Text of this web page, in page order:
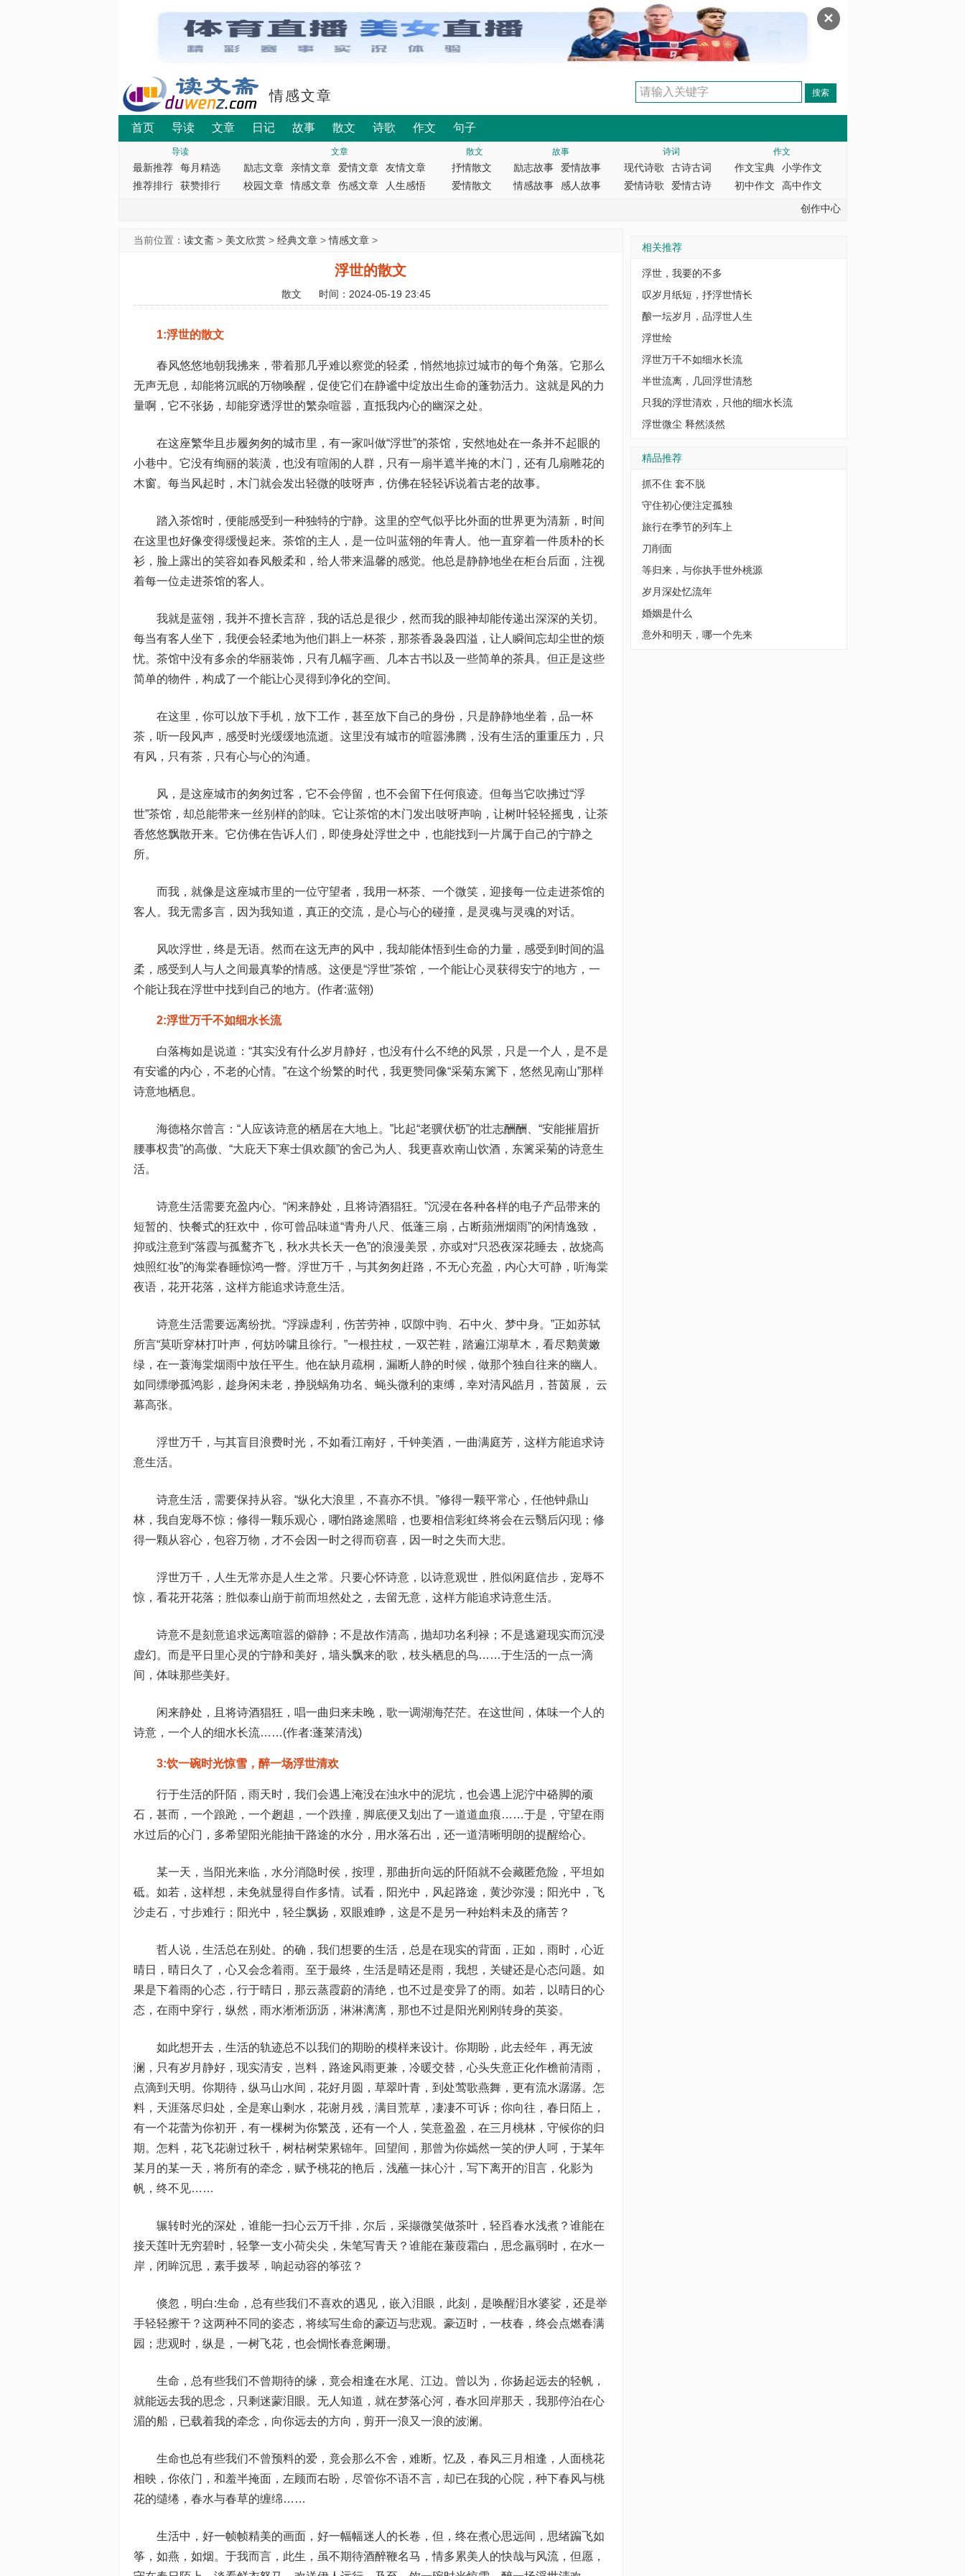
✕
情感文章
首页 导读 文章 日记 故事 散文 诗歌 作文 句子
导读
最新推荐
每月精选
推荐排行
获赞排行
文章
励志文章 亲情文章 爱情文章
友情文章
校园文章
情感文章 伤感文章 人生感悟
散文
抒情散文
爱情散文
故事
励志故事
爱情故事
情感故事
感人故事
诗词
现代诗歌
古诗古词
爱情诗歌
爱情古诗
作文
作文宝典
小学作文
初中作文
高中作文
创作中心
当前位置： 读文斋> 美文欣赏> 经典文章>情感文章>
浮世的散文
散文 时间：2024-05-19 23:45
1:浮世的散文
春风悠悠地朝我拂来，带着那几乎难以察觉的轻柔，悄然地掠过城市的每个角落。它那么
无声无息，却能将沉眠的万物唤醒，促使它们在静谧中绽放出生命的蓬勃活力。这就是风的力
量啊，它不张扬，却能穿透浮世的繁杂喧嚣，直抵我内心的幽深之处。
在这座繁华且步履匆匆的城市里，有一家叫做“浮世”的茶馆，安然地处在一条并不起眼的
小巷中。它没有绚丽的装潢，也没有喧闹的人群，只有一扇半遮半掩的木门，还有几扇雕花的
木窗。每当风起时，木门就会发出轻微的吱呀声，仿佛在轻轻诉说着古老的故事。
踏入茶馆时，便能感受到一种独特的宁静。这里的空气似乎比外面的世界更为清新，时间
在这里也好像变得缓慢起来。茶馆的主人，是一位叫蓝翎的年青人。他一直穿着一件质朴的长
衫，脸上露出的笑容如春风般柔和，给人带来温馨的感觉。他总是静静地坐在柜台后面，注视
着每一位走进茶馆的客人。
我就是蓝翎，我并不擅长言辞，我的话总是很少，然而我的眼神却能传递出深深的关切。
每当有客人坐下，我便会轻柔地为他们斟上一杯茶，那茶香袅袅四溢，让人瞬间忘却尘世的烦
忧。茶馆中没有多余的华丽装饰，只有几幅字画、几本古书以及一些简单的茶具。但正是这些
简单的物件，构成了一个能让心灵得到净化的空间。
在这里，你可以放下手机，放下工作，甚至放下自己的身份，只是静静地坐着，品一杯
茶，听一段风声，感受时光缓缓地流逝。这里没有城市的喧嚣沸腾，没有生活的重重压力，只
有风，只有茶，只有心与心的沟通。
风，是这座城市的匆匆过客，它不会停留，也不会留下任何痕迹。但每当它吹拂过“浮
世”茶馆，却总能带来一丝别样的韵味。它让茶馆的木门发出吱呀声响，让树叶轻轻摇曳，让茶
香悠悠飘散开来。它仿佛在告诉人们，即使身处浮世之中，也能找到一片属于自己的宁静之
所。
而我，就像是这座城市里的一位守望者，我用一杯茶、一个微笑，迎接每一位走进茶馆的
客人。我无需多言，因为我知道，真正的交流，是心与心的碰撞，是灵魂与灵魂的对话。
风吹浮世，终是无语。然而在这无声的风中，我却能体悟到生命的力量，感受到时间的温
柔，感受到人与人之间最真挚的情感。这便是“浮世”茶馆，一个能让心灵获得安宁的地方，一
个能让我在浮世中找到自己的地方。(作者:蓝翎)
2:浮世万千不如细水长流
白落梅如是说道：“其实没有什么岁月静好，也没有什么不绝的风景，只是一个人，是不是
有安谧的内心，不老的心情。”在这个纷繁的时代，我更赞同像“采菊东篱下，悠然见南山”那样
诗意地栖息。
海德格尔曾言：“人应该诗意的栖居在大地上。”比起“老骥伏枥”的壮志酬酬、“安能摧眉折
腰事权贵”的高傲、“大庇天下寒士俱欢颜”的舍己为人、我更喜欢南山饮酒，东篱采菊的诗意生
活。
诗意生活需要充盈内心。“闲来静处，且将诗酒猖狂。”沉浸在各种各样的电子产品带来的
短暂的、快餐式的狂欢中，你可曾品味道“青舟八尺、低蓬三扇，占断蘋洲烟雨”的闲情逸致，
抑或注意到“落霞与孤鹜齐飞，秋水共长天一色”的浪漫美景，亦或对“只恐夜深花睡去，故烧高
烛照红妆”的海棠春睡惊鸿一瞥。浮世万千，与其匆匆赶路，不无心充盈，内心大可静，听海棠
夜语，花开花落，这样方能追求诗意生活。
诗意生活需要远离纷扰。“浮躁虚利，伤苦劳神，叹隙中驹、石中火、梦中身。”正如苏轼
所言“莫听穿林打叶声，何妨吟啸且徐行。”一根拄杖，一双芒鞋，踏遍江湖草木，看尽鹅黄嫩
绿，在一蓑海棠烟雨中放任平生。他在缺月疏桐，漏断人静的时候，做那个独自往来的幽人。
如同缥缈孤鸿影，趁身闲未老，挣脱蜗角功名、蝇头微利的束缚，幸对清风皓月，苔茵展， 云
幕高张。
浮世万千，与其盲目浪费时光，不如看江南好，千钟美酒，一曲满庭芳，这样方能追求诗
意生活。
诗意生活，需要保持从容。“纵化大浪里，不喜亦不惧。”修得一颗平常心，任他钟鼎山
林，我自宠辱不惊；修得一颗乐观心，哪怕路途黑暗，也要相信彩虹终将会在云翳后闪现；修
得一颗从容心，包容万物，才不会因一时之得而窃喜，因一时之失而大悲。
浮世万千，人生无常亦是人生之常。只要心怀诗意，以诗意观世，胜似闲庭信步，宠辱不
惊，看花开花落；胜似泰山崩于前而坦然处之，去留无意，这样方能追求诗意生活。
诗意不是刻意追求远离喧嚣的僻静；不是故作清高，抛却功名利禄；不是逃避现实而沉浸
虚幻。而是平日里心灵的宁静和美好，墙头飘来的歌，枝头栖息的鸟……于生活的一点一滴
间，体味那些美好。
闲来静处，且将诗酒猖狂，唱一曲归来未晚，歌一调湖海茫茫。在这世间，体味一个人的
诗意，一个人的细水长流……(作者:蓬莱清浅)
3:饮一碗时光惊雪，醉一场浮世清欢
行于生活的阡陌，雨天时，我们会遇上淹没在浊水中的泥坑，也会遇上泥泞中硌脚的顽
石，甚而，一个踉跄，一个趔趄，一个跌撞，脚底便又划出了一道道血痕……于是，守望在雨
水过后的心门，多希望阳光能抽干路途的水分，用水落石出，还一道清晰明朗的提醒给心。
某一天，当阳光来临，水分消隐时侯，按理，那曲折向远的阡陌就不会藏匿危险，平坦如
砥。如若，这样想，未免就显得自作多情。试看，阳光中，风起路途，黄沙弥漫；阳光中，飞
沙走石，寸步难行；阳光中，轻尘飘扬，双眼难睁，这是不是另一种始料未及的痛苦？
哲人说，生活总在别处。的确，我们想要的生活，总是在现实的背面，正如，雨时，心近
晴日，晴日久了，心又会念着雨。至于最终，生活是晴还是雨，我想，关键还是心态问题。如
果是下着雨的心态，行于晴日，那云蒸霞蔚的清绝，也不过是变异了的雨。如若，以晴日的心
态，在雨中穿行，纵然，雨水淅淅沥沥，淋淋漓漓，那也不过是阳光刚刚转身的英姿。
如此想开去，生活的轨迹总不以我们的期盼的模样来设计。你期盼，此去经年，再无波
澜，只有岁月静好，现实清安，岂料，路途风雨更兼，冷暖交替，心头失意正化作檐前清雨，
点滴到天明。你期待，纵马山水间，花好月圆，草翠叶青，到处莺歌燕舞，更有流水潺潺。怎
料，天涯落尽归处，全是寒山剩水，花谢月残，满目荒草，凄凄不可诉；你向往，春日陌上，
有一个花蕾为你初开，有一棵树为你繁茂，还有一个人，笑意盈盈，在三月桃林，守候你的归
期。怎料，花飞花谢过秋千，树枯树荣累锦年。回望间，那曾为你嫣然一笑的伊人呵，于某年
某月的某一天，将所有的牵念，赋予桃花的艳后，浅蘸一抹心汁，写下离开的泪言，化影为
帆，终不见……
辗转时光的深处，谁能一扫心云万千排，尔后，采撷微笑做茶叶，轻舀春水浅煮？谁能在
接天莲叶无穷碧时，轻擎一支小荷尖尖，朱笔写青天？谁能在蒹葭霜白，思念羸弱时，在水一
岸，闭眸沉思，素手拨琴，响起动容的筝弦？
倏忽，明白:生命，总有些我们不喜欢的遇见，嵌入泪眼，此刻，是唤醒泪水婆娑，还是举
手轻轻擦干？这两种不同的姿态，将续写生命的豪迈与悲观。豪迈时，一枝春，终会点燃春满
园；悲观时，纵是，一树飞花，也会惆怅春意阑珊。
生命，总有些我们不曾期待的缘，竟会相逢在水尾、江边。曾以为，你扬起远去的轻帆，
就能远去我的思念，只剩迷蒙泪眼。无人知道，就在梦落心河，春水回岸那天，我那停泊在心
湄的船，已载着我的牵念，向你远去的方向，剪开一浪又一浪的波澜。
生命也总有些我们不曾预料的爱，竟会那么不舍，难断。忆及，春风三月相逢，人面桃花
相映，你依门，和羞半掩面，左顾而右盼，尽管你不语不言，却已在我的心院，种下春风与桃
花的缱绻，春水与春草的缠绵……
生活中，好一帧帧精美的画面，好一幅幅迷人的长卷，但，终在煮心思远间，思绪蹁飞如
筝，如燕，如烟。于我而言，此生，虽不期待酒醉鞭名马，情多累美人的快哉与风流，但愿，
相关推荐
浮世，我要的不多
叹岁月纸短，抒浮世情长
酿一坛岁月，品浮世人生
浮世绘
浮世万千不如细水长流
半世流离，几回浮世清愁
只我的浮世清欢，只他的细水长流
浮世微尘 释然淡然
精品推荐
抓不住 套不脱
守住初心便注定孤独
旅行在季节的列车上
刀削面
等归来，与你执手世外桃源
岁月深处忆流年
婚姻是什么
意外和明天，哪一个先来